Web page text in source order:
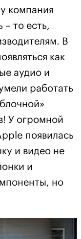
компания
– то есть,
В
как
аудио и
работать
У огромной
появилась
и видео не
и
но